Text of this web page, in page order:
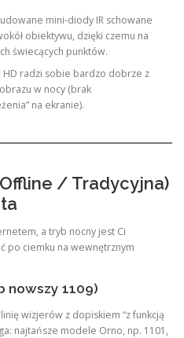
mini-diody IR schowane
obiektywu, dzięki czemu na
świecących punktów.
HD radzi sobie bardzo dobrze z
w nocy (brak
na ekranie).
/ Tradycyjna)
a tryb nocny jest Ci
po ciemku na wewnętrznym
nowszy 1109)
wizjerów z dopiskiem “z funkcją
najtańsze modele Orno, np. 1101,